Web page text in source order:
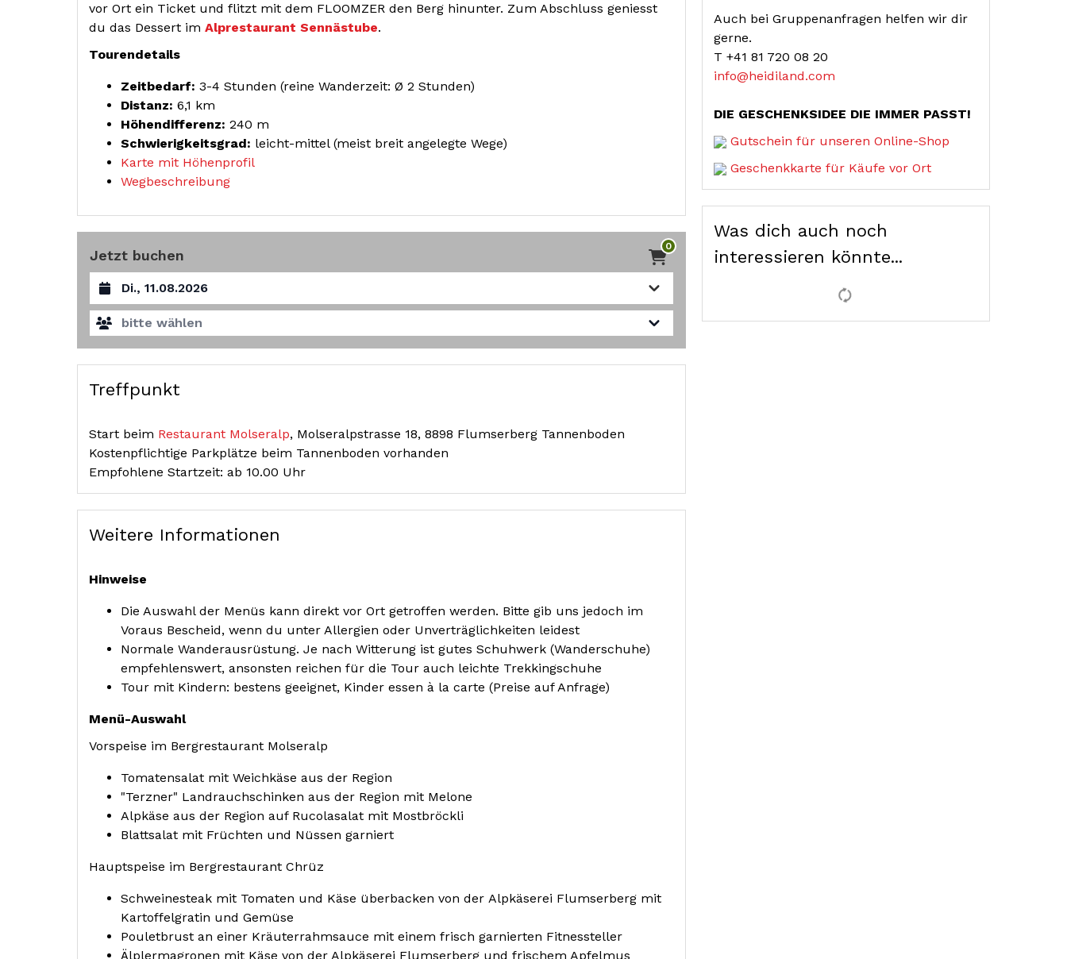
vor Ort ein Ticket und flitzt mit dem FLOOMZER den Berg hinunter. Zum Abschluss geniesst
du das Dessert im Alprestaurant Sennästube.
Tourendetails
Zeitbedarf: 3-4 Stunden (reine Wanderzeit: Ø 2 Stunden)
Distanz: 6,1 km
Höhendifferenz: 240 m
Schwierigkeitsgrad: leicht-mittel (meist breit angelegte Wege)
Karte mit Höhenprofil
Wegbeschreibung
Jetzt buchen
0
Datum auswählen
bitte wählen
Treffpunkt
Start beim Restaurant Molseralp, Molseralpstrasse 18, 8898 Flumserberg Tannenboden
Kostenpflichtige Parkplätze beim Tannenboden vorhanden
Empfohlene Startzeit: ab 10.00 Uhr
Weitere Informationen
Hinweise
Die Auswahl der Menüs kann direkt vor Ort getroffen werden. Bitte gib uns jedoch im
Voraus Bescheid, wenn du unter Allergien oder Unverträglichkeiten leidest
Normale Wanderausrüstung. Je nach Witterung ist gutes Schuhwerk (Wanderschuhe)
empfehlenswert, ansonsten reichen für die Tour auch leichte Trekkingschuhe
Tour mit Kindern: bestens geeignet, Kinder essen à la carte (Preise auf Anfrage)
Menü-Auswahl
Vorspeise im Bergrestaurant Molseralp
Tomatensalat mit Weichkäse aus der Region
"Terzner" Landrauchschinken aus der Region mit Melone
Alpkäse aus der Region auf Rucolasalat mit Mostbröckli
Blattsalat mit Früchten und Nüssen garniert
Hauptspeise im Bergrestaurant Chrüz
Schweinesteak mit Tomaten und Käse überbacken von der Alpkäserei Flumserberg mit
Kartoffelgratin und Gemüse
Pouletbrust an einer Kräuterrahmsauce mit einem frisch garnierten Fitnessteller
Älplermagronen mit Käse von der Alpkäserei Flumserberg und frischem Apfelmus
Auch bei Gruppenanfragen helfen wir dir
gerne.
T +41 81 720 08 20
info@heidiland.com
DIE GESCHENKSIDEE DIE IMMER PASST!
Gutschein für unseren Online-Shop
Geschenkkarte für Käufe vor Ort
Was dich auch noch
interessieren könnte...